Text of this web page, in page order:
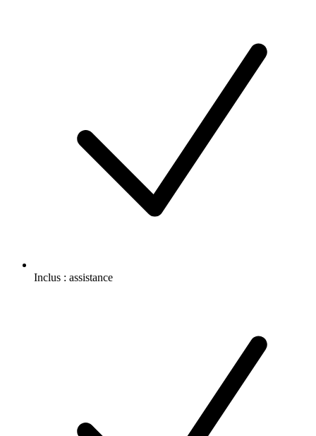
Inclus : assistance